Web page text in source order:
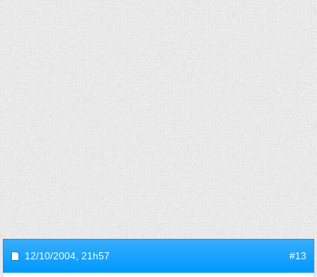
12/10/2004, 21h57 #13